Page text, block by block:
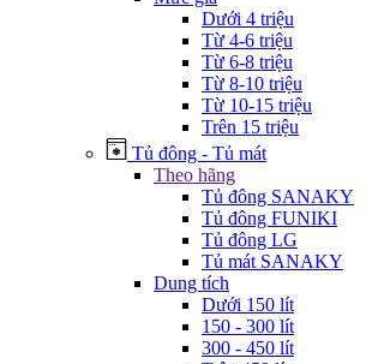
Dưới 4 triệu
Từ 4-6 triệu
Từ 6-8 triệu
Từ 8-10 triệu
Từ 10-15 triệu
Trên 15 triệu
Tủ đông - Tủ mát
Theo hãng
Tủ đông SANAKY
Tủ đông FUNIKI
Tủ đông LG
Tủ mát SANAKY
Dung tích
Dưới 150 lít
150 - 300 lít
300 - 450 lít